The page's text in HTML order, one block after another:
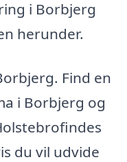
i Borbjerg
herunder.
Find en
i Borbjerg og
du vil udvide